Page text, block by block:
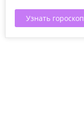
Узнать гороскоп